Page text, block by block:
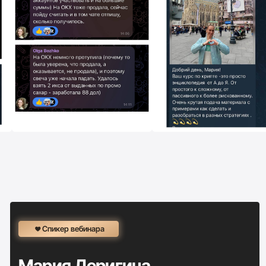
Ваше имя:
РЕГИСТРИРУЙТЕСЬ
НАЗАКРЫТЫЙ ТРЕНИНГ
Новый гайд Марии Деригиной
при
регистрации на закрытую встречу
БЕСПЛАТНО
50$